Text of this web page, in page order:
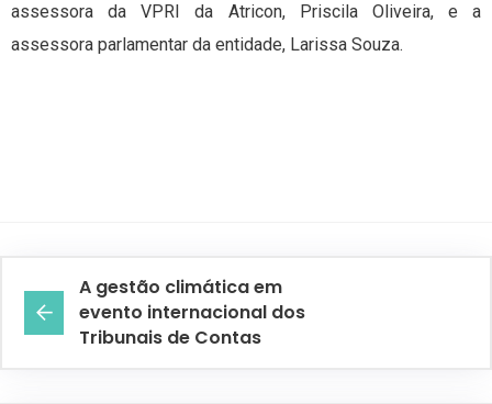
assessora da VPRI da Atricon, Priscila Oliveira, e a
assessora parlamentar da entidade, Larissa Souza.
A gestão climática em
evento internacional dos
Tribunais de Contas